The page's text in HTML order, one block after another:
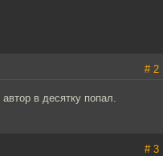
# 2
в десятку попал.
# 3